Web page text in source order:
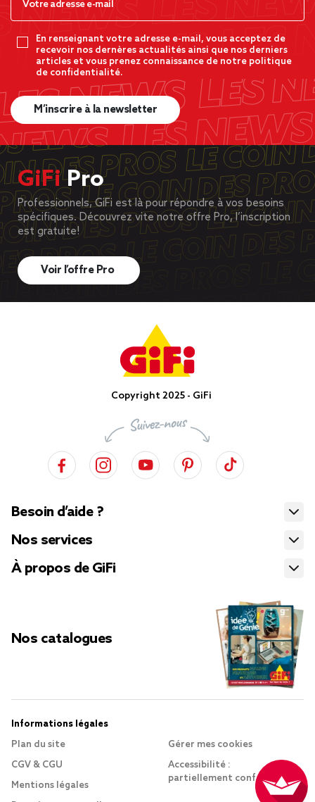
En renseignant votre adresse e-mail, vous acceptez de
recevoir nos dernères actualités ainsi que nos derniers
articles et vous prenez connaissance de notre politique
de confidentialité.
M’inscrire à la newsletter
GiFiPro
Professionnels, GiFi est là pour répondre à vos besoins
spécifiques. Découvrez vite notre offre Pro, l’inscription
est gratuite!
Voir l’offre Pro
Copyright 2025 - GiFi
Besoin d’aide ?
Nos services
À propos de GiFi
Nos catalogues
Informations légales
Plan du site
CGV & CGU
Mentions légales
Gérer mes cookies
Accessibilité :
partiellement conforme